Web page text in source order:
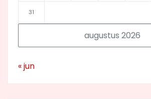
augustus 2026
31
« jun